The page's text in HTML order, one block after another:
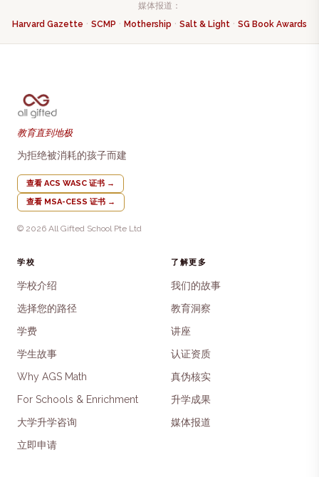
媒体报道：
Harvard Gazette · SCMP · Mothership · Salt & Light · SG Book Awards
教育直到地极
为拒绝被消耗的孩子而建
查看 ACS WASC 证书 →
查看 MSA-CESS 证书 →
© 2026 All Gifted School Pte Ltd
学校
学校介绍
选择您的路径
学费
学生故事
Why AGS Math
For Schools & Enrichment
大学升学咨询
立即申请
了解更多
我们的故事
教育洞察
讲座
认证资质
真伪核实
升学成果
媒体报道